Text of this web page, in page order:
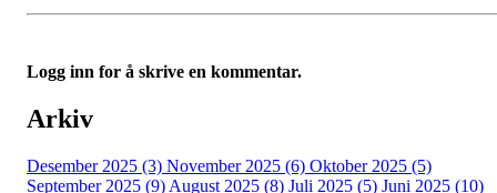
Logg inn for å skrive en kommentar.
Arkiv
Desember 2025 (3) November 2025 (6) Oktober 2025 (5)
September 2025 (9) August 2025 (8) Juli 2025 (5) Juni 2025 (10)